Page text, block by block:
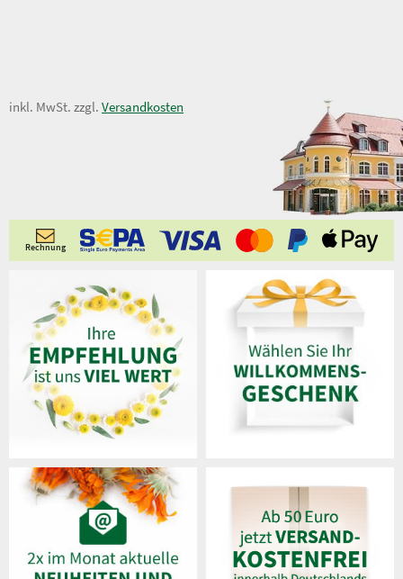
5,10 €
inkl. MwSt. zzgl. Versandkosten
Rechnung